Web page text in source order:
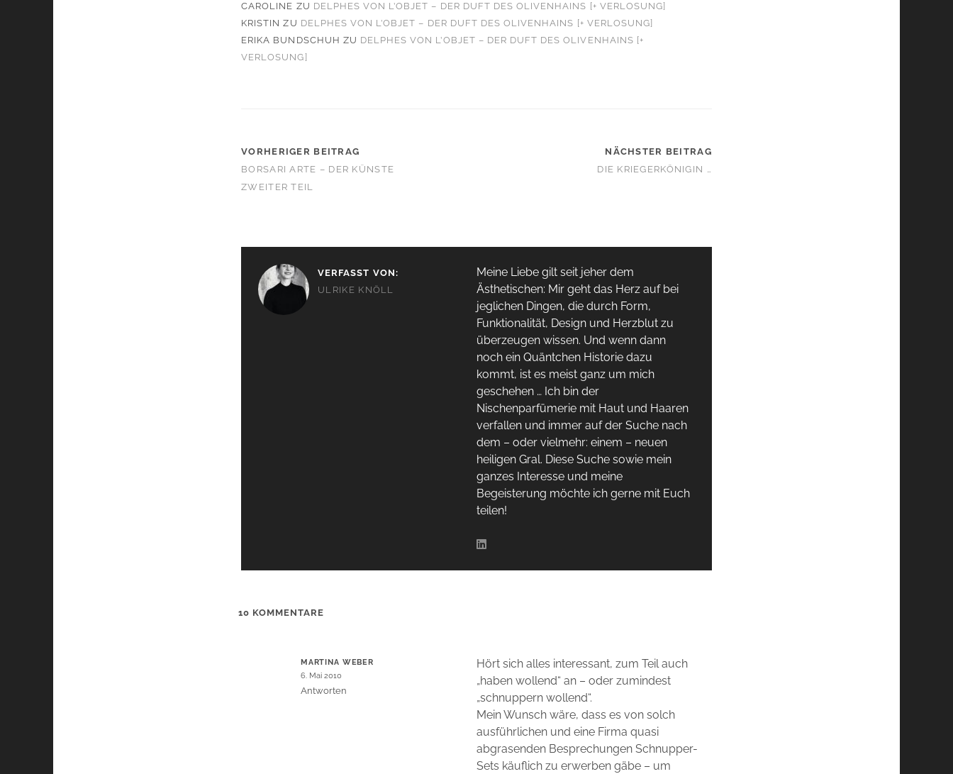
CAROLINE ZU DELPHES VON L’OBJET – DER DUFT DES OLIVENHAINS [+ VERLOSUNG]
KRISTIN ZU DELPHES VON L’OBJET – DER DUFT DES OLIVENHAINS [+ VERLOSUNG]
ERIKA BUNDSCHUH ZU DELPHES VON L’OBJET – DER DUFT DES OLIVENHAINS [+
VERLOSUNG]
VORHERIGER BEITRAG
BORSARI ARTE – DER KÜNSTE
ZWEITER TEIL
NÄCHSTER BEITRAG
DIE KRIEGERKÖNIGIN …
VERFASST VON:
ULRIKE KNÖLL
Meine Liebe gilt seit jeher dem
Ästhetischen: Mir geht das Herz auf bei
jeglichen Dingen, die durch Form,
Funktionalität, Design und Herzblut zu
überzeugen wissen. Und wenn dann
noch ein Quäntchen Historie dazu
kommt, ist es meist ganz um mich
geschehen … Ich bin der
Nischenparfümerie mit Haut und Haaren
verfallen und immer auf der Suche nach
dem – oder vielmehr: einem – neuen
heiligen Gral. Diese Suche sowie mein
ganzes Interesse und meine
Begeisterung möchte ich gerne mit Euch
teilen!
10 KOMMENTARE
MARTINA WEBER
6. Mai 2010
Antworten
Hört sich alles interessant, zum Teil auch
„haben wollend“ an – oder zumindest
„schnuppern wollend“.
Mein Wunsch wäre, dass es von solch
ausführlichen und eine Firma quasi
abgrasenden Besprechungen Schnupper-
Sets käuflich zu erwerben gäbe – um